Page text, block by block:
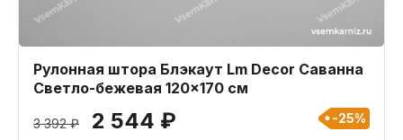
Рулонная штора Блэкаут Lm Decor Саванна
Светло-бежевая 120x170 см
3 392 ₽ 2 544 ₽ -25%